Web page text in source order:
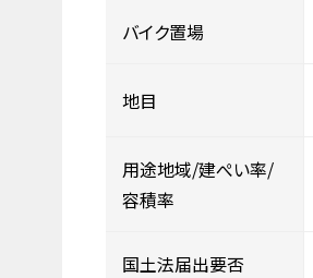
バイク置場
地目
用途地域/建ぺい率/
容積率
国土法届出要否